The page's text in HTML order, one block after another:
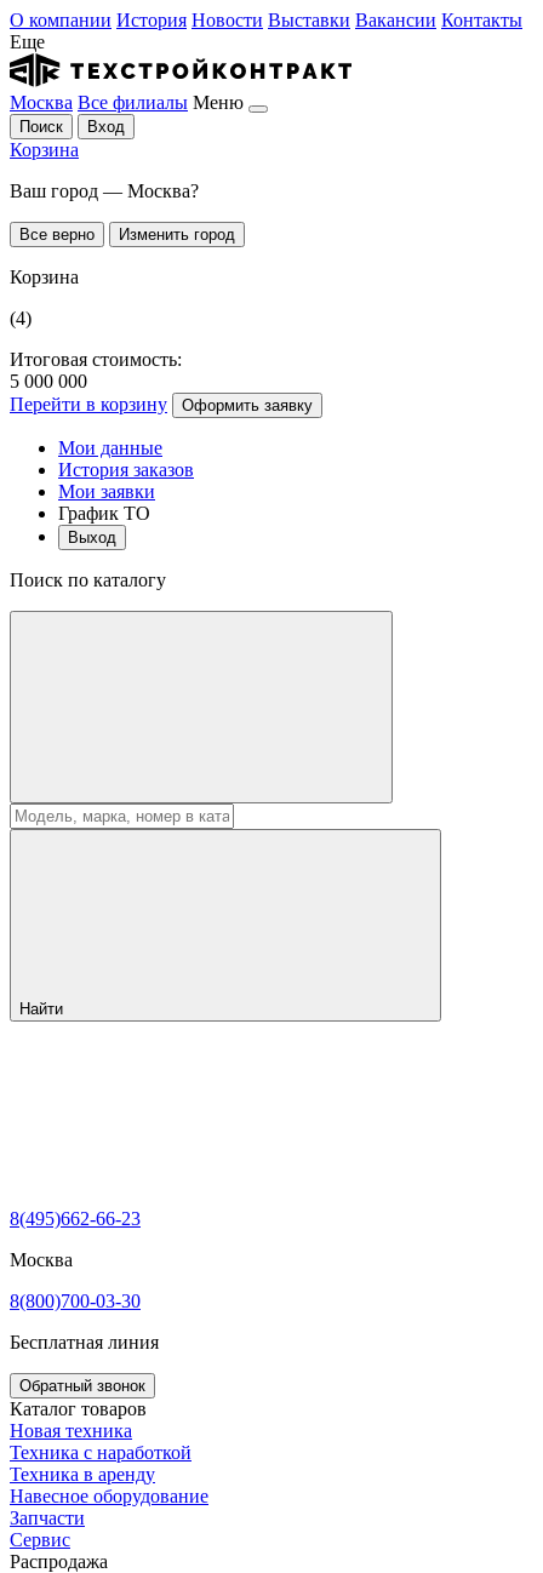
О компании История Новости Выставки Вакансии Контакты
Еще
Москва Все филиалы Меню
Поиск Вход
Корзина
Ваш город — Москва?
Все верно Изменить город
Корзина
(4)
Итоговая стоимость:
5 000 000
Перейти в корзину
Оформить заявку
Мои данные
История заказов
Мои заявки
График ТО
Выход
Поиск по каталогу
Найти
8(495)662-66-23
Москва
8(800)700-03-30
Бесплатная линия
Обратный звонок
Каталог товаров
Новая техника
Техника с наработкой
Техника в аренду
Навесное оборудование
Запчасти
Сервис
Распродажа